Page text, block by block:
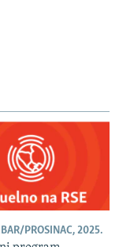
PROSINAC, 2025.